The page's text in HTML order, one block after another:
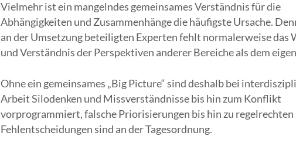
Vielmehr ist ein mangelndes gemeinsames Verständnis für die
Abhängigkeiten und Zusammenhänge die häufigste Ursache.
an der Umsetzung beteiligten Experten fehlt normalerweise das
und Verständnis der Perspektiven anderer Bereiche als dem
Ohne ein gemeinsames „Big Picture“ sind deshalb bei
Arbeit Silodenken und Missverständnisse bis hin zum Konflikt
vorprogrammiert, falsche Priorisierungen bis hin zu regelrechten
Fehlentscheidungen sind an der Tagesordnung.